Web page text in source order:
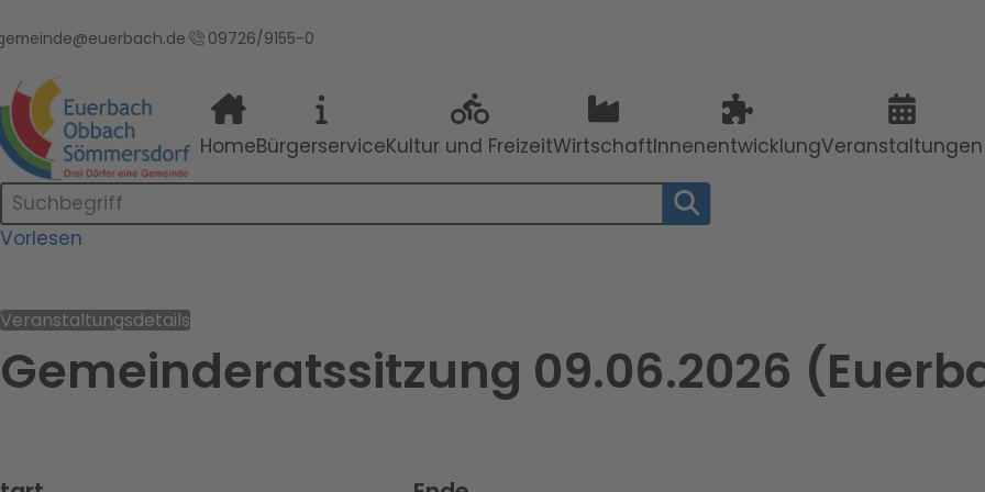
09726/9155-0
HomeBürgerserviceKultur und FreizeitWirtschaftInnenentwicklungVeranstaltungen
Suchleiste
SUCHE STARTEN
Vorlesen
Veranstaltungsdetails
Gemeinderatssitzung 09.06.2026